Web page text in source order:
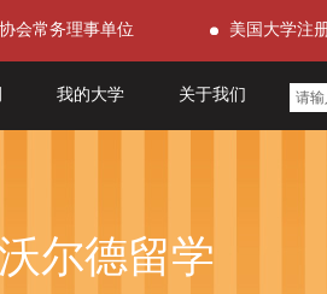
会常务理事单位 美国大学注
我的大学 关于我们
尔德留学